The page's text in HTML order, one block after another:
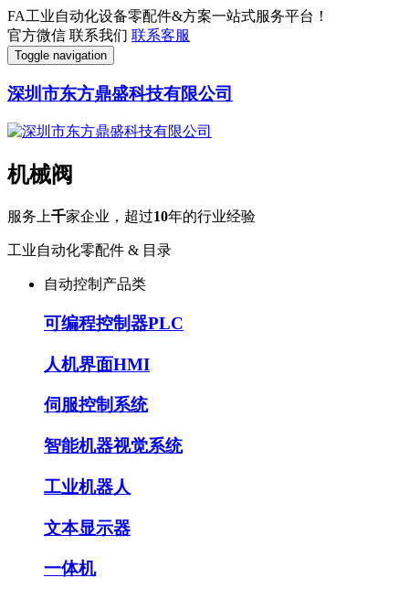
FA工业自动化设备零配件&方案一站式服务平台！
官方微信 联系我们 联系客服
Toggle navigation
深圳市东方鼎盛科技有限公司
机械阀
服务上千家企业，超过10年的行业经验
工业自动化零配件 & 目录
自动控制产品类
可编程控制器PLC
人机界面HMI
伺服控制系统
智能机器视觉系统
工业机器人
文本显示器
一体机